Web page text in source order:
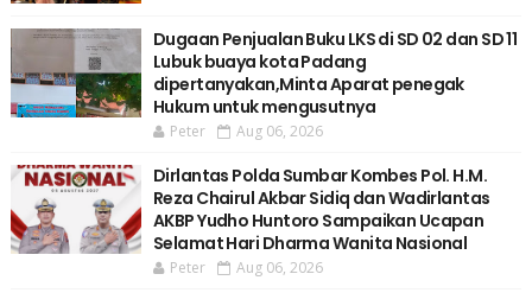
Dugaan Penjualan Buku LKS di SD 02 dan SD 11
Lubuk buaya kota Padang
dipertanyakan,Minta Aparat penegak
Hukum untuk mengusutnya
Peter Aug 06, 2026
Dirlantas Polda Sumbar Kombes Pol. H.M.
Reza Chairul Akbar Sidiq dan Wadirlantas
AKBP Yudho Huntoro Sampaikan Ucapan
Selamat Hari Dharma Wanita Nasional
Peter Aug 06, 2026